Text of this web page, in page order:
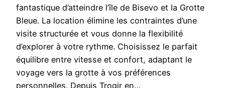
fantastique d’atteindre l’île de Bisevo et la Grotte
Bleue. La location élimine les contraintes d’une
visite structurée et vous donne la flexibilité
d’explorer à votre rythme. Choisissez le parfait
équilibre entre vitesse et confort, adaptant le
voyage vers la grotte à vos préférences
personnelles. Depuis Trogir en…